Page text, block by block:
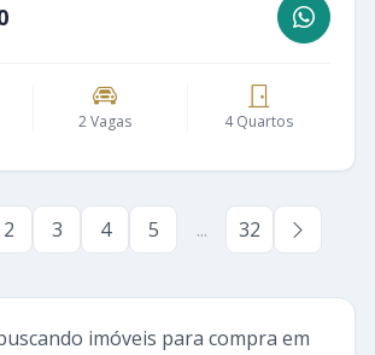
2 Vagas 4 Quartos
2 3 4 5 ... 32
imóveis para compra em